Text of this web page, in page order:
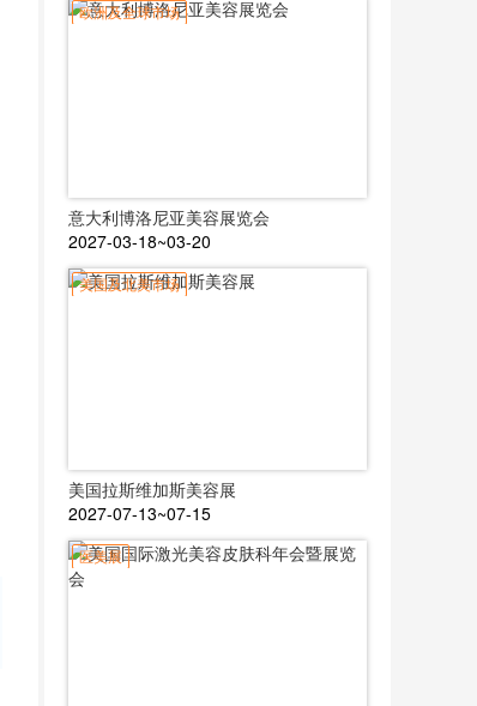
欧洲及全球市场
意大利博洛尼亚美容展览会
2027-03-18~03-20
美国及北美市场
美国拉斯维加斯美容展
2027-07-13~07-15
医美展